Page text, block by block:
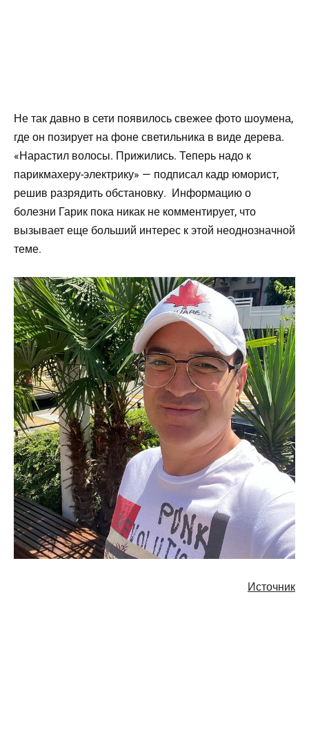
Не так давно в сети появилось свежее фото шоумена,
где он позирует на фоне светильника в виде дерева.
«Нарастил волосы. Прижились. Теперь надо к
парикмахеру-электрику» — подписал кадр юморист,
решив разрядить обстановку. Информацию о
болезни Гарик пока никак не комментирует, что
вызывает еще больший интерес к этой неоднозначной
теме.
Источник